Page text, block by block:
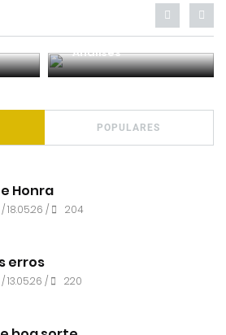
Análises
POPULARES
Honra
/ 18.05.26 / 204
erros
/ 13.05.26 / 220